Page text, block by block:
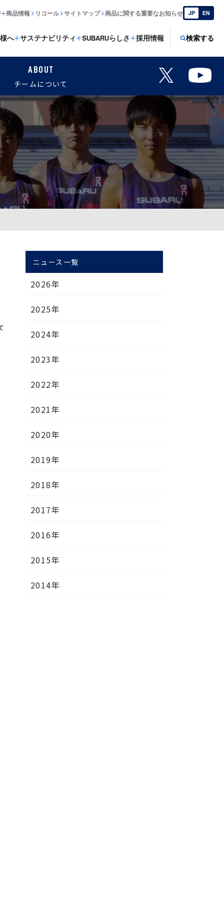
へ サステナビリティ SUBARUらしさ 採用情報 検索する
商品情報 リコール サイトマップ 商品に関する重要なお知らせ JP EN
ABOUT
チームについて
ニュース一覧
2026年
2025年
2024年
2023年
2022年
2021年
2020年
2019年
2018年
2017年
2016年
2015年
2014年